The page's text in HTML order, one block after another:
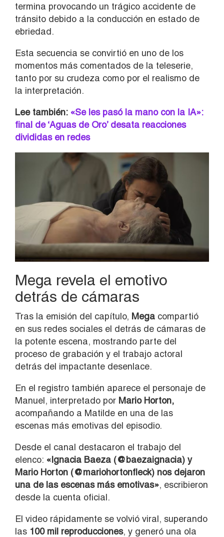
termina provocando un trágico accidente de
tránsito debido a la conducción en estado de
ebriedad.
Esta secuencia se convirtió en uno de los
momentos más comentados de la teleserie,
tanto por su crudeza como por el realismo de
la interpretación.
Lee también: «Se les pasó la mano con la IA»:
final de ‘Aguas de Oro’ desata reacciones
divididas en redes
Mega revela el emotivo
detrás de cámaras
Tras la emisión del capítulo, Mega compartió
en sus redes sociales el detrás de cámaras de
la potente escena, mostrando parte del
proceso de grabación y el trabajo actoral
detrás del impactante desenlace.
En el registro también aparece el personaje de
Manuel, interpretado por Mario Horton,
acompañando a Matilde en una de las
escenas más emotivas del episodio.
Desde el canal destacaron el trabajo del
elenco: «Ignacia Baeza (@baezaignacia) y
Mario Horton (@mariohortonfleck) nos dejaron
una de las escenas más emotivas», escribieron
desde la cuenta oficial.
El video rápidamente se volvió viral, superando
las 100 mil reproducciones, y generó una ola